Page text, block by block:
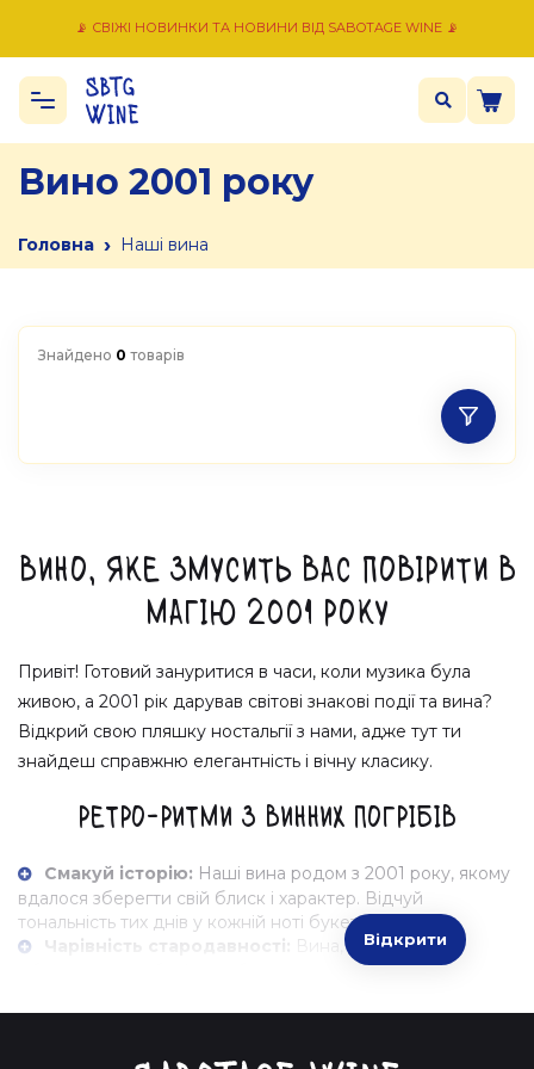
📡 СВІЖІ НОВИНКИ ТА НОВИНИ ВІД SABOTAGE WINE 📡
Вино 2001 року
Головна › Наші вина
Знайдено 0 товарів
Вино, яке змусить вас повірити в
магію 2001 року
Привіт! Готовий зануритися в часи, коли музика була
живою, а 2001 рік дарував світові знакові події та вина?
Відкрий свою пляшку ностальгії з нами, адже тут ти
знайдеш справжню елегантність і вічну класику.
Ретро-ритми з винних погрібів
Смакуй історію: Наші вина родом з 2001 року, якому
вдалося зберегти свій блиск і характер. Відчуй
тональність тих днів у кожній ноті букета.
Чарівність стародавності:
Вина, витримані
дбайливо і з любов'ю, щоб донести до тебе найкраще з
Відкрити